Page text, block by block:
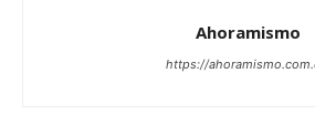
Ahoramismo
https://